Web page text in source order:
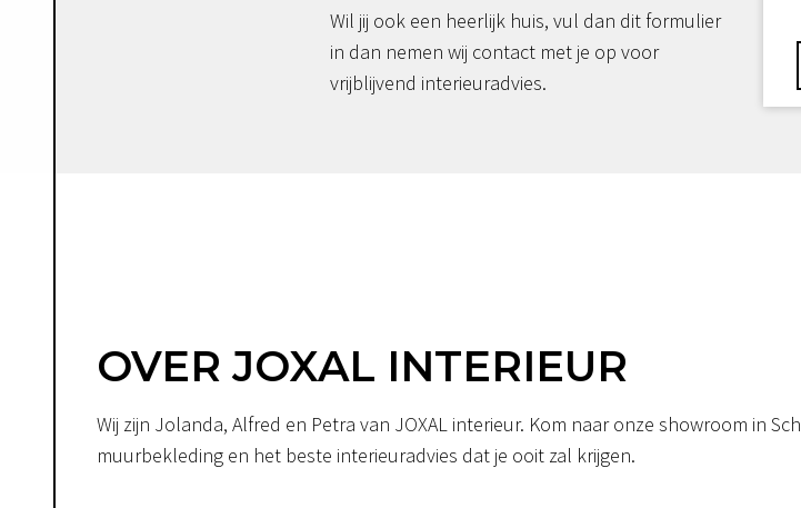
Wil jij ook een heerlijk huis, vul dan dit formulier
in dan nemen wij contact met je op voor
vrijblijvend interieuradvies.
OVER JOXAL INTERIEUR
Wij zijn Jolanda, Alfred en Petra van JOXAL interieur. Kom naar onze showroom in
muurbekleding en het beste interieuradvies dat je ooit zal krijgen.